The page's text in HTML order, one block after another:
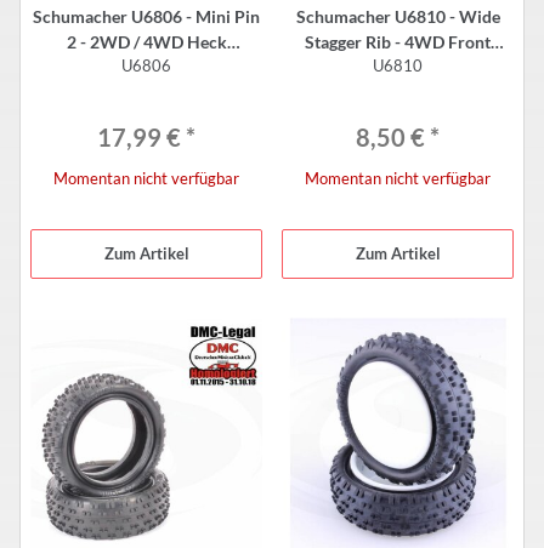
Schumacher U6806 - Mini Pin
2 - 2WD / 4WD Heck
Komplettrad - 2.2" - GELB (2
U6806
17,99 € *
Momentan nicht verfügbar
Zum Artikel
Schumacher U6810 - Wide
Stagger Rib - 4WD Front
Reifen - 2.2" - GELB (2 Stück)
U6810
8,50 € *
Momentan nicht verfügbar
Zum Artikel